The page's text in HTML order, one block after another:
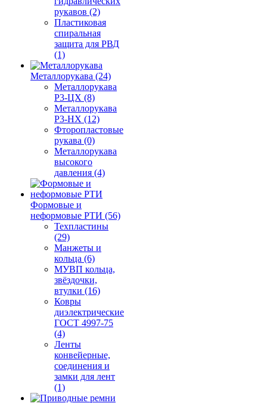
рукавов (2)
Пластиковая
спиральная
защита для РВД
(1)
Металлорукава (24)
Металлорукава
Р3-ЦХ (8)
Металлорукава
Р3-НХ (12)
Фторопластовые
рукава (0)
Металлорукава
высокого
давления (4)
Формовые и
неформовые РТИ (56)
Техпластины
(29)
Манжеты и
кольца (6)
МУВП кольца,
звёздочки,
втулки (16)
Ковры
диэлектрические
ГОСТ 4997-75
(4)
Ленты
конвейерные,
соединения и
замки для лент
(1)